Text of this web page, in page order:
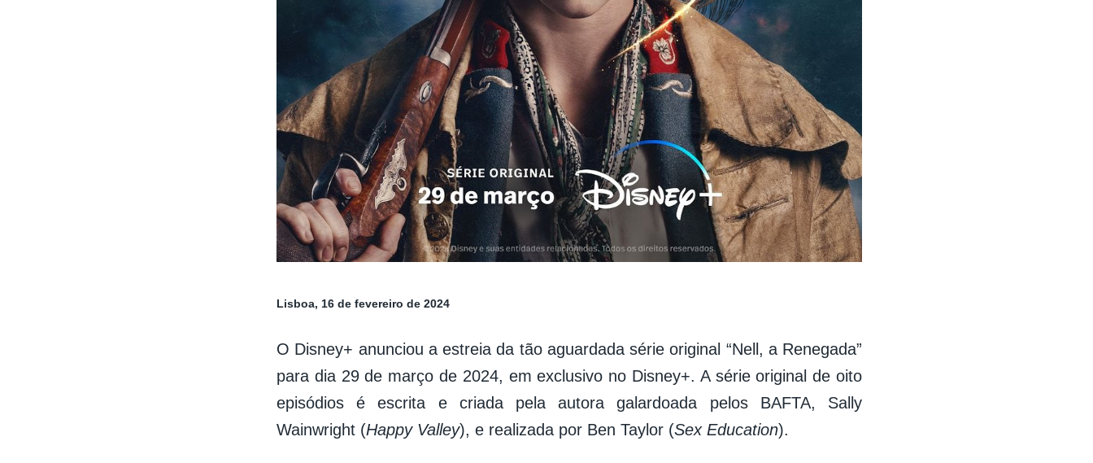
Lisboa, 16 de fevereiro de 2024
O Disney+ anunciou a estreia da tão aguardada série original “Nell, a Renegada”
para dia 29 de março de 2024, em exclusivo no Disney+. A série original de oito
episódios é escrita e criada pela autora galardoada pelos BAFTA, Sally
Wainwright (Happy Valley), e realizada por Ben Taylor (Sex Education).